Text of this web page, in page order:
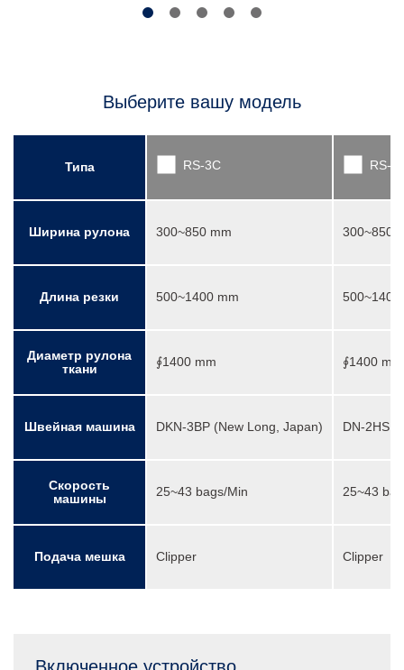
Выберите вашу модель
Типа
Ширина рулона
Длина резки
Диаметр рулона
ткани
Швейная машина
Скорость
машины
Подача мешка
RS-3C RS-
300~850 mm 300~850
500~1400 mm 500~1400
∮1400 mm ∮1400 mm
DKN-3BP (New Long, Japan) DN-2HS
25~43 bags/Min 25~43
Clipper Clipper